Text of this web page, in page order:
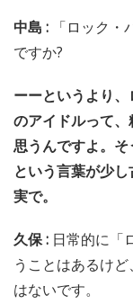
中島 : 「ロック
ですか?
ーーというより
のアイドルって
思うんですよ。
という言葉が少
実で。
久保 : 日常的に「
うことはあるけ
はないです。